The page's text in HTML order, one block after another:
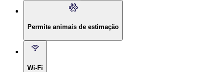
Permite animais de estimação
Wi-Fi